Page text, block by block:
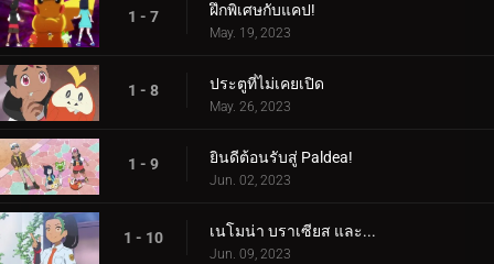
1 - 7 ฝึกพิเศษกับแคป!
May. 19, 2023
1 - 8 ประตูที่ไม่เคยเปิด
May. 26, 2023
1 - 9 ยินดีต้อนรับสู่ Paldea!
Jun. 02, 2023
1 - 10 เนโมน่า บราเซียส และ...
Jun. 09, 2023